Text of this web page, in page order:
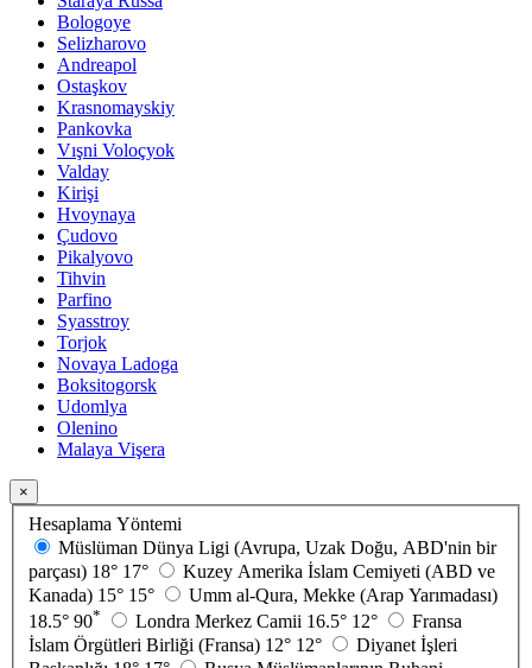
Bologoye
Selizharovo
Andreapol
Ostaşkov
Krasnomayskiy
Pankovka
Vışni Voloçyok
Valday
Kirişi
Hvoynaya
Çudovo
Pikalyovo
Tihvin
Parfino
Syasstroy
Torjok
Novaya Ladoga
Boksitogorsk
Udomlya
Olenino
Malaya Vişera
×
Hesaplama Yöntemi
Müslüman Dünya Ligi (Avrupa, Uzak Doğu, ABD'nin bir
parçası) 18° 17°
Kuzey Amerika İslam Cemiyeti (ABD ve
Kanada) 15° 15°
Umm al-Qura, Mekke (Arap Yarımadası)
18.5° 90* Londra Merkez Camii 16.5° 12°
Fransa
İslam Örgütleri Birliği (Fransa) 12° 12°
Diyanet İşleri